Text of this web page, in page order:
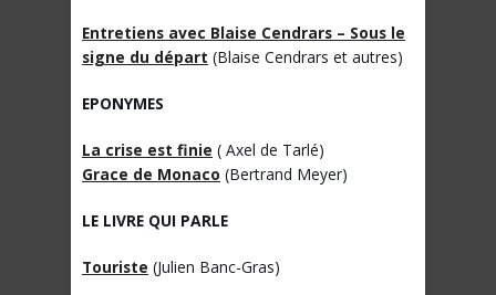
Entretiens avec Blaise Cendrars – Sous le
signe du départ (Blaise Cendrars et autres)
EPONYMES
La crise est finie ( Axel de Tarlé)
Grace de Monaco (Bertrand Meyer)
LE LIVRE QUI PARLE
Touriste (Julien Banc-Gras)